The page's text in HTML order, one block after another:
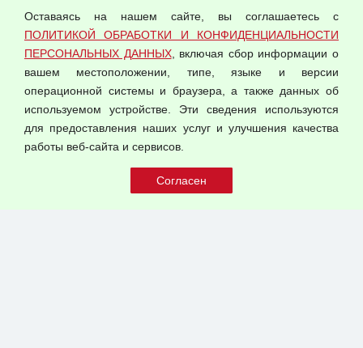
© 2026 ООО "Феникс"
Согласием на обработку персональных данных
Оферта оптовой купли-продажи
Публичная оферта
Оставаясь на нашем сайте, вы соглашаетесь с
ПОЛИТИКОЙ ОБРАБОТКИ И КОНФИДЕНЦИАЛЬНОСТИ
ПЕРСОНАЛЬНЫХ ДАННЫХ, включая сбор информации о
вашем местоположении, типе, языке и версии
операционной системы и браузера, а также данных об
используемом устройстве. Эти сведения используются
для предоставления наших услуг и улучшения качества
работы веб-сайта и сервисов.